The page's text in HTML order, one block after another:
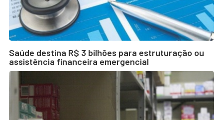
Saúde destina R$ 3 bilhões para estruturação ou
assistência financeira emergencial